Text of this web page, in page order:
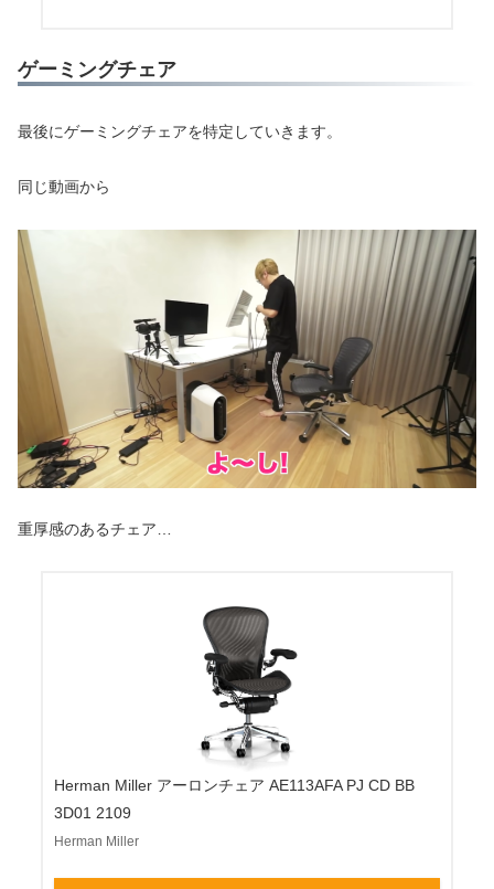
ゲーミングチェア
最後にゲーミングチェアを特定していきます。
同じ動画から
重厚感のあるチェア…
Herman Miller アーロンチェア AE113AFA PJ CD BB
3D01 2109
Herman Miller